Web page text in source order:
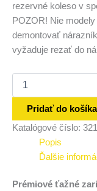
rezervné koleso v
POZOR! Nie
demontovať
vyžaduje rezať do
Pridať do košíka
Katalógové číslo: 321
Popis
Ďalšie
Prémiové ťažné